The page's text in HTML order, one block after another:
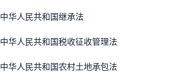
· 中华人民共和国继承法
· 中华人民共和国税收征收管理法
· 中华人民共和国农村土地承包法